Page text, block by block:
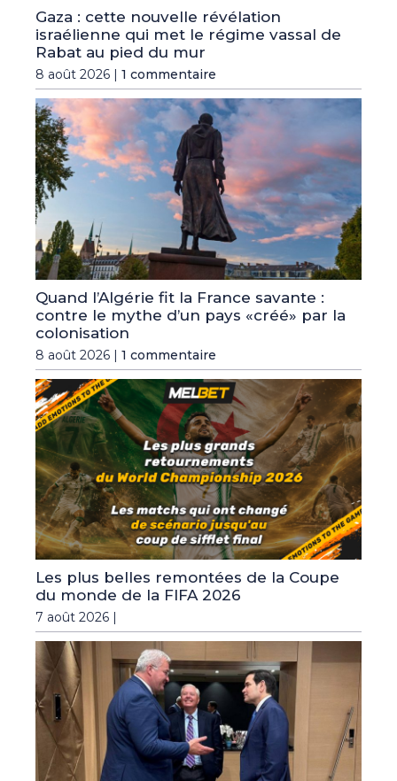
Gaza : cette nouvelle révélation
israélienne qui met le régime vassal de
Rabat au pied du mur
8 août 2026 | 1 commentaire
Quand l’Algérie fit la France savante :
contre le mythe d’un pays «créé» par la
colonisation
8 août 2026 | 1 commentaire
Les plus belles remontées de la Coupe
du monde de la FIFA 2026
7 août 2026 |